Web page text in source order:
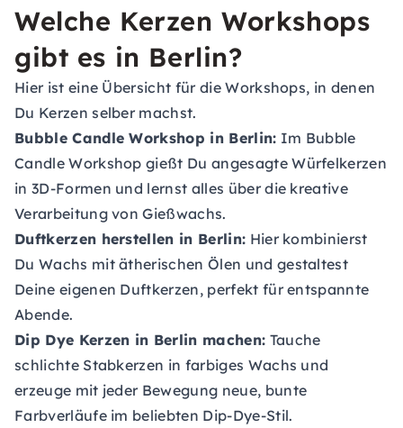
Welche Kerzen Workshops
gibt es in Berlin?
Hier ist eine Übersicht für die Workshops, in denen
Du Kerzen selber machst.
Bubble Candle Workshop in Berlin: Im Bubble
Candle Workshop gießt Du angesagte Würfelkerzen
in 3D-Formen und lernst alles über die kreative
Verarbeitung von Gießwachs.
Duftkerzen herstellen in Berlin: Hier kombinierst
Du Wachs mit ätherischen Ölen und gestaltest
Deine eigenen Duftkerzen, perfekt für entspannte
Abende.
Dip Dye Kerzen in Berlin machen: Tauche
schlichte Stabkerzen in farbiges Wachs und
erzeuge mit jeder Bewegung neue, bunte
Farbverläufe im beliebten Dip-Dye-Stil.